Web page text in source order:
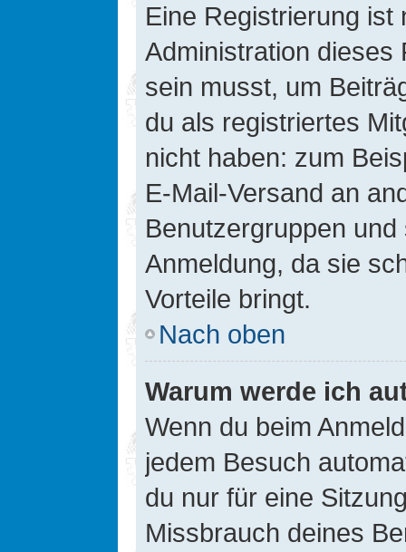
Eine Registrierung ist
Administration dieses
sein musst, um
du als registriertes
nicht haben: zum
E-Mail-Versand an
Benutzergruppen
Anmeldung, da sie
Vorteile bringt.
Nach oben
Warum werde ich
Wenn du beim
jedem Besuch
du nur für eine
Missbrauch deines